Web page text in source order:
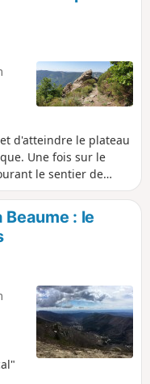
d'atteindre le plateau
Une fois sur le
le sentier de
ardéchoises.
: le